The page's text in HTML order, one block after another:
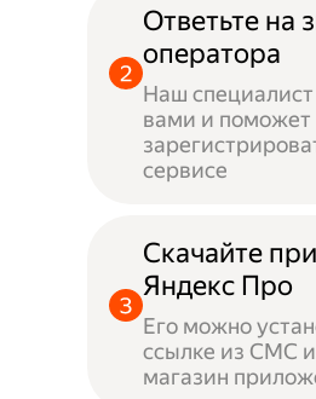
Ответьте на
оператора
Наш специалист
вами и поможет
сервисе
Скачайте
Яндекс Про
Его можно
ссылке из СМС
магазин